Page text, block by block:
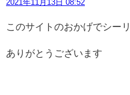
2021年11月13日 08:52
このサイトのおかげでシー
ありがとうございます